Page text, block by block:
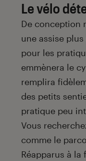
Le vélo
De conception
une assise
pour les
emmènera le
remplira
des petits
pratique peu
Vous
comme le
Réapparus à la